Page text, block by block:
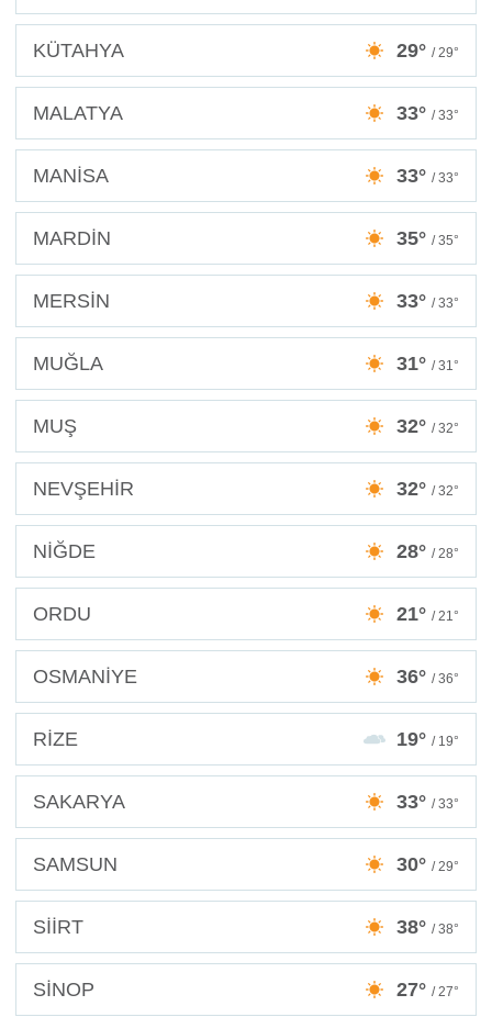
KÜTAHYA 29° / 29°
MALATYA 33° / 33°
MANİSA 33° / 33°
MARDİN 35° / 35°
MERSİN 33° / 33°
MUĞLA 31° / 31°
MUŞ 32° / 32°
NEVŞEHİR 32° / 32°
NİĞDE 28° / 28°
ORDU 21° / 21°
OSMANİYE 36° / 36°
RİZE 19° / 19°
SAKARYA 33° / 33°
SAMSUN 30° / 29°
SİİRT 38° / 38°
SİNOP 27° / 27°